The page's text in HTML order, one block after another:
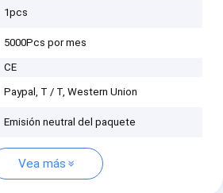
1pcs
5000Pcs por mes
CE
Paypal, T / T, Western Union
Emisión neutral del paquete
Vea más